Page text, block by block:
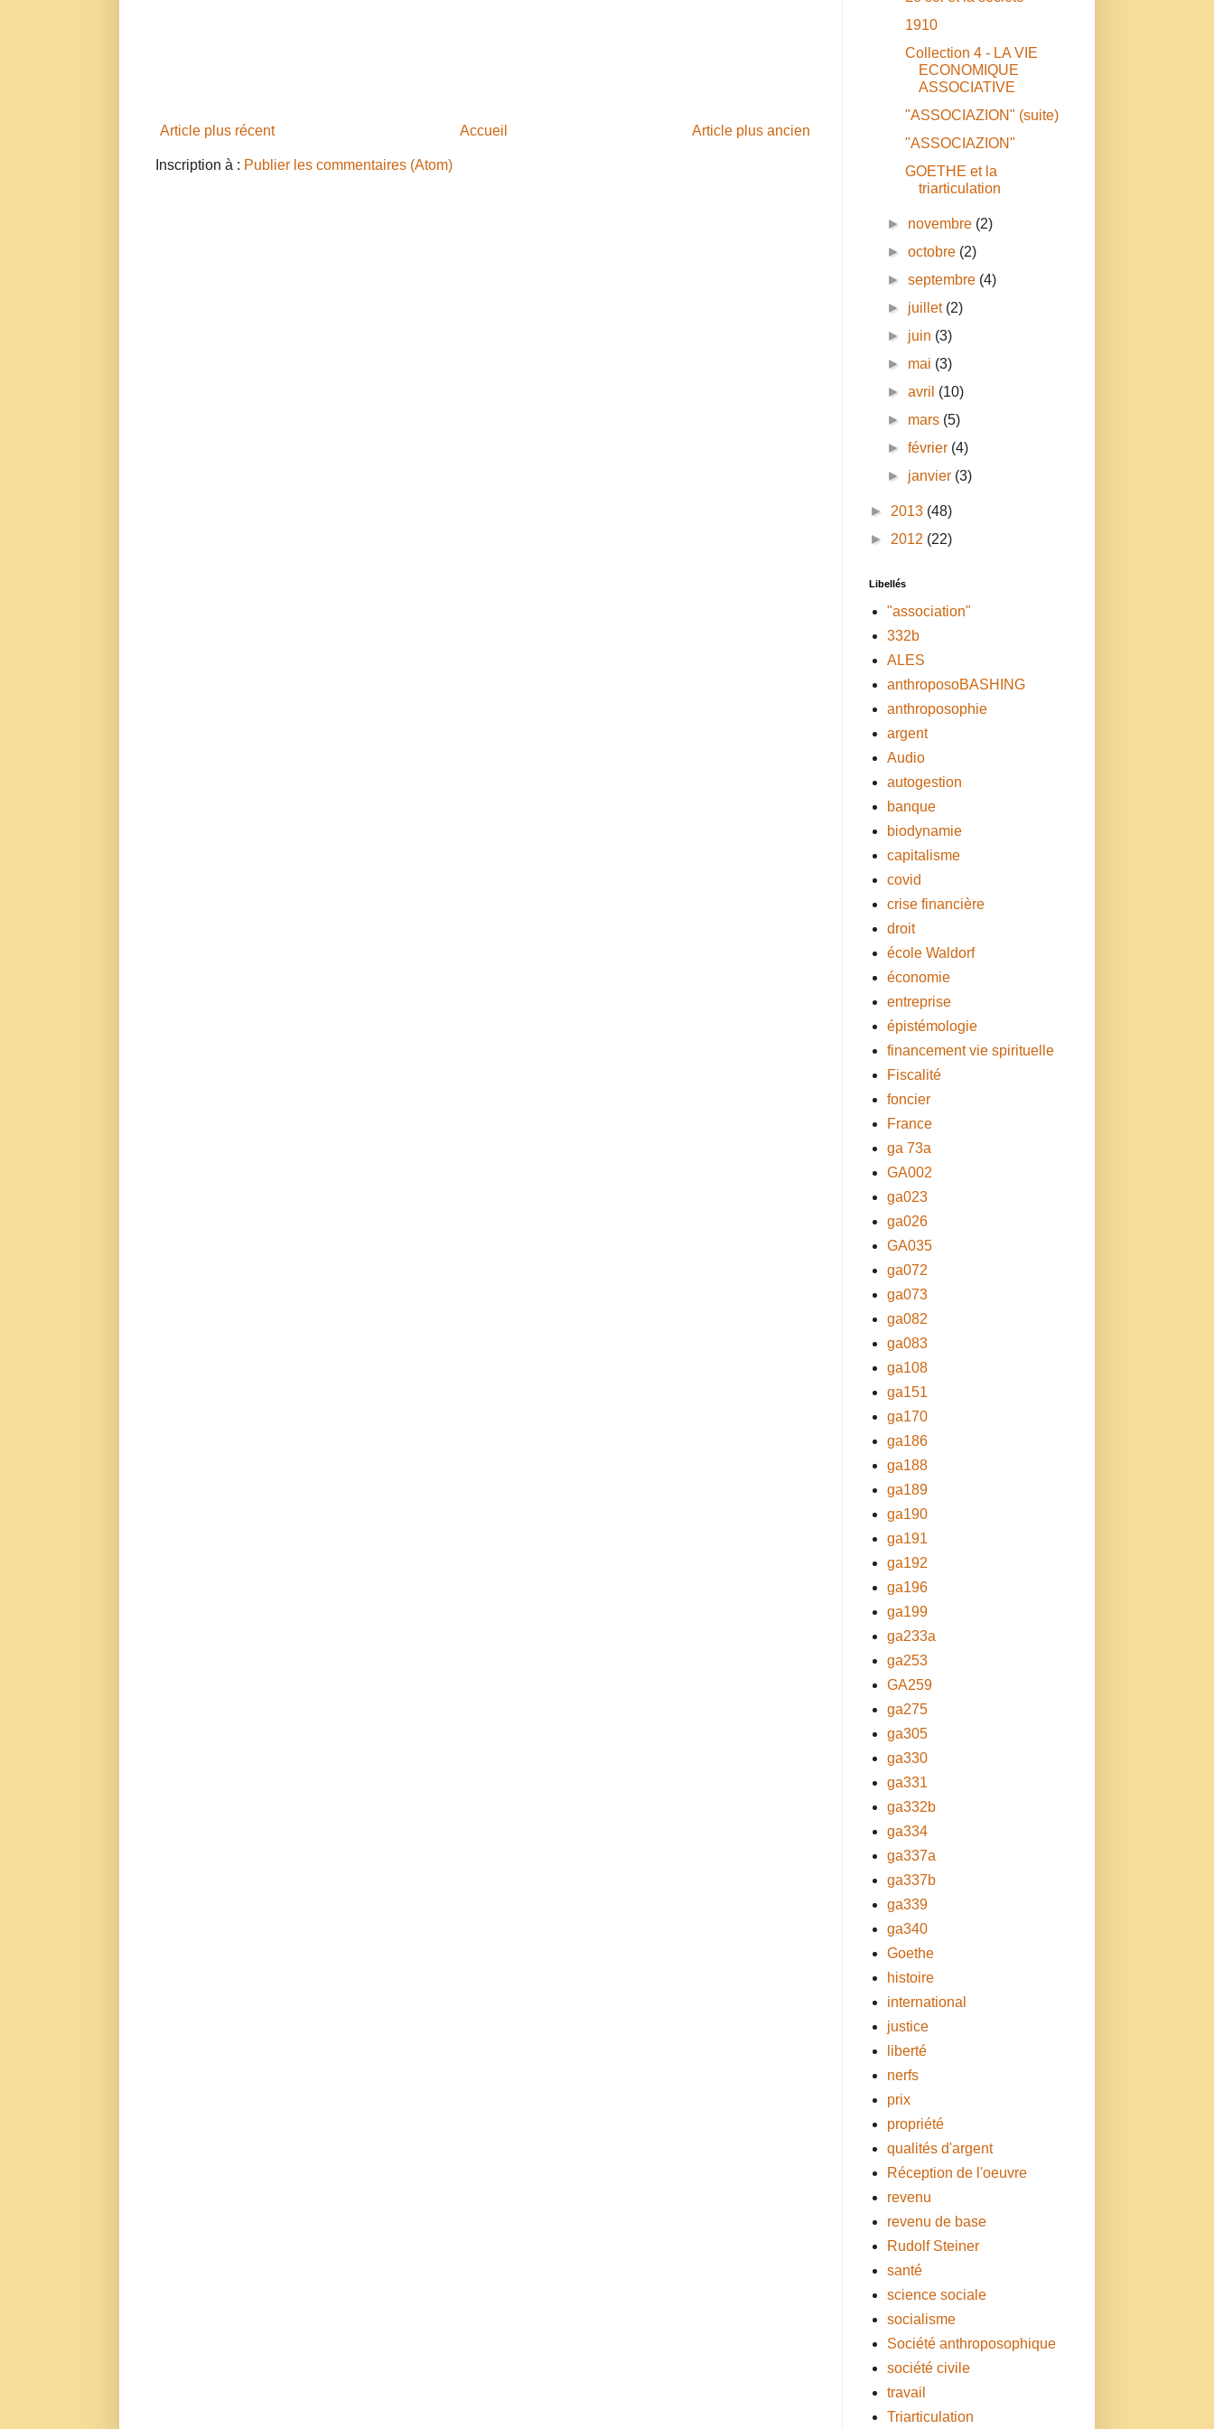
Article plus récent Article plus ancien
Accueil
Inscription à : Publier les commentaires (Atom)
1910
Collection 4 - LA VIE
ECONOMIQUE
ASSOCIATIVE
"ASSOCIAZION" (suite)
"ASSOCIAZION"
GOETHE et la
triarticulation
► novembre (2)
►octobre (2)
►septembre (4)
► juillet (2)
► juin (3)
► mai (3)
►avril (10)
► mars (5)
►février (4)
► janvier (3)
► 2013 (48)
► 2012 (22)
Libellés
"association"
332b
ALES
anthroposoBASHING
anthroposophie
argent
Audio
autogestion
banque
biodynamie
capitalisme
covid
crise financière
droit
école Waldorf
économie
entreprise
épistémologie
financement vie spirituelle
Fiscalité
foncier
France
ga 73a
GA002
ga023
ga026
GA035
ga072
ga073
ga082
ga083
ga108
ga151
ga170
ga186
ga188
ga189
ga190
ga191
ga192
ga196
ga199
ga233a
ga253
GA259
ga275
ga305
ga330
ga331
ga332b
ga334
ga337a
ga337b
ga339
ga340
Goethe
histoire
international
justice
liberté
nerfs
prix
propriété
qualités d'argent
Réception de l'oeuvre
revenu
revenu de base
Rudolf Steiner
santé
science sociale
socialisme
Société anthroposophique
société civile
travail
Triarticulation